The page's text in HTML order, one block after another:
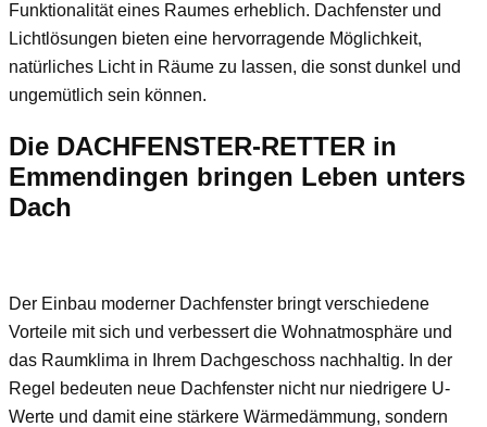
Funktionalität eines Raumes erheblich. Dachfenster und
Lichtlösungen bieten eine hervorragende Möglichkeit,
natürliches Licht in Räume zu lassen, die sonst dunkel und
ungemütlich sein können.
Die DACHFENSTER-RETTER in
Emmendingen bringen Leben unters
Dach
Der Einbau moderner Dachfenster bringt verschiedene
Vorteile mit sich und verbessert die Wohnatmosphäre und
das Raumklima in Ihrem Dachgeschoss nachhaltig. In der
Regel bedeuten neue Dachfenster nicht nur niedrigere U-
Werte und damit eine stärkere Wärmedämmung, sondern